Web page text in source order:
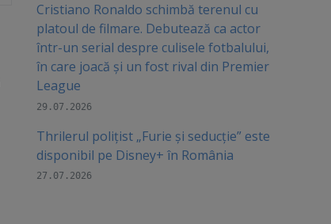
Cristiano Ronaldo schimbă terenul cu
platoul de filmare. Debutează ca actor
într-un serial despre culisele fotbalului,
în care joacă şi un fost rival din Premier
League
29.07.2026
Thrilerul polițist „Furie și seducție” este
disponibil pe Disney+ în România
27.07.2026